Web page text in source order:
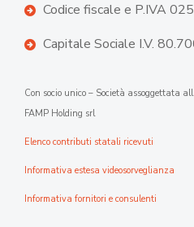
Codice fiscale e P.IVA
Capitale Sociale I.V.
Con socio unico – Società assoggettata
FAMP Holding srl
Elenco contributi statali ricevuti
Informativa estesa videosorveglianza
Informativa fornitori e consulenti